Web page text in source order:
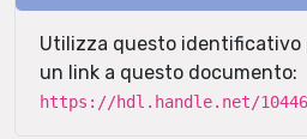
Utilizza questo identificativo
un link a questo documento:
https://hdl.handle.net/